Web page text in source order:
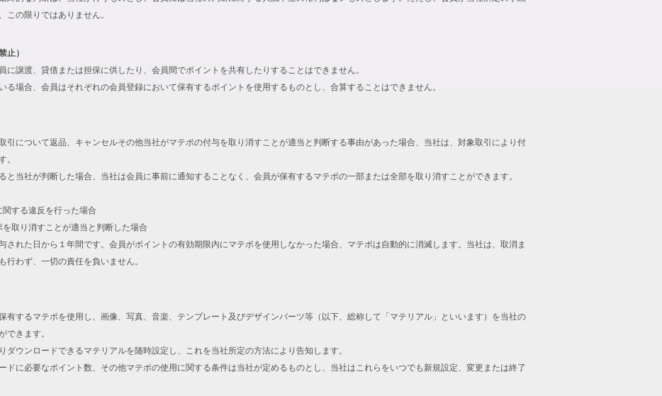
この限りではありません。
止）
譲渡、貸借または担保に供したり、会員間でポイントを共有したりすることはできません。
場合、会員はそれぞれの会員登録において保有するポイントを使用するものとし、合算することはできません。
について返品、キャンセルその他当社がマテポの付与を取り消すことが適当と判断する事由があった場合、当社は、対象取引により付
。
当社が判断した場合、当社は会員に事前に通知することなく、会員が保有するマテポの一部または全部を取り消すことができます。
する違反を行った場合
取り消すことが適当と判断した場合
れた日から１年間です。会員がポイントの有効期限内にマテポを使用しなかった場合、マテポは自動的に消滅します。当社は、取消ま
行わず、一切の責任を負いません。
するマテポを使用し、画像、写真、音楽、テンプレート及びデザインパーツ等（以下、総称して「マテリアル」といいます）を当社の
できます。
ウンロードできるマテリアルを随時設定し、これを当社所定の方法により告知します。
に必要なポイント数、その他マテポの使用に関する条件は当社が定めるものとし、当社はこれらをいつでも新規設定、変更または終了